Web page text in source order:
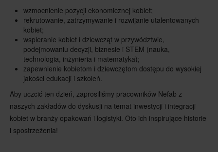
wzmocnienie pozycji ekonomicznej kobiet;
rekrutowanie, zatrzymywanie i rozwijanie utalentowanych
kobiet;
wspieranie kobiet i dziewcząt w przywództwie,
podejmowaniu decyzji, biznesie i STEM (nauka,
technologia, inżynieria i matematyka);
zapewnienie kobietom i dziewczętom dostępu do wysokiej
jakości edukacji i szkoleń.
Aby uczcić ten dzień, zaprosiliśmy pracowników Nefab z
naszych zakładów do dyskusji na temat inwestycji i integracji
kobiet w branży opakowań i logistyki. Oto ich inspirujące historie
i spostrzeżenia!